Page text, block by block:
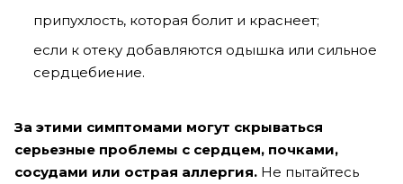
припухлость, которая болит и краснеет;
если к отеку добавляются одышка или сильное
сердцебиение.
За этими симптомами могут скрываться
серьезные проблемы с сердцем, почками,
сосудами или острая аллергия. Не пытайтесь